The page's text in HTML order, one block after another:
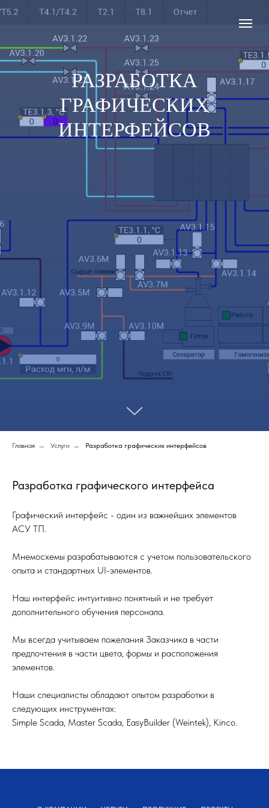
РАЗРАБОТКА
ГРАФИЧЕСКИХ
ИНТЕРФЕЙСОВ
Главная → Услуги → Разработка графических интерфейсов
Разработка графического интерфейса
Графический интерфейс - один из важнейших элементов
АСУ ТП.
Мнемосхемы разрабатываются с учетом пользовательского
опыта и стандартных UI-элементов.
Наш интерфейс интуитивно понятный и не требует
дополнительного обучения персонала.
Мы всегда учитываем пожелания Заказчика в части
предпочтения в части цвета, формы и расположения
элементов.
Наши специалисты обладают опытом разработки в
следующих инструментах:
Simple Scada, Master Scada, EasyBuilder (Weintek), Kinco.